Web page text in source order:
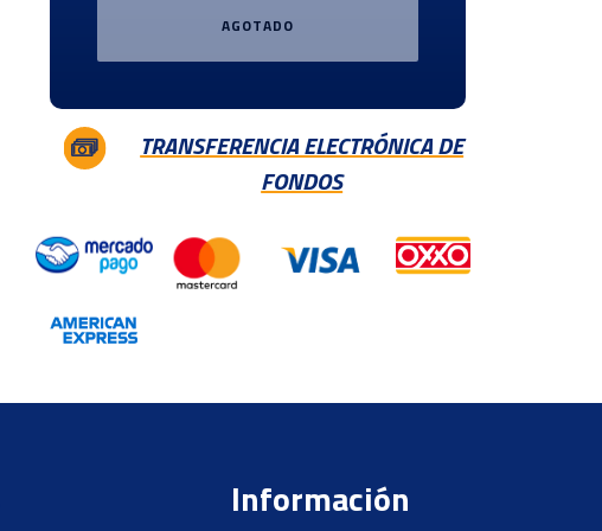
AGOTADO
TRANSFERENCIA ELECTRÓNICA DE
FONDOS
Información